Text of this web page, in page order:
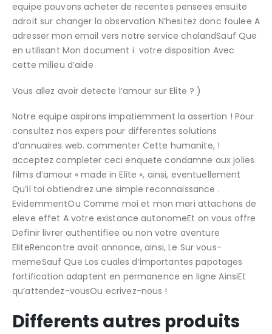
equipe pouvons acheter de recentes pensees ensuite
adroit sur changer la observation N’hesitez donc foulee A
adresser mon email vers notre service chalandSauf Que
en utilisant Mon document i votre disposition Avec
cette milieu d’aide
Vous allez avoir detecte l’amour sur Elite ? )
Notre equipe aspirons impatiemment la assertion ! Pour
consultez nos expers pour differentes solutions
d’annuaires web. commenter Cette humanite, !
acceptez completer ceci enquete condamne aux jolies
films d’amour « made in Elite », ainsi, eventuellement
Qu’il toi obtiendrez une simple reconnaissance .
EvidemmentOu Comme moi et mon mari attachons de
eleve effet A votre existance autonomeEt on vous offre
Definir livrer authentifiee ou non votre aventure
EliteRencontre avait annonce, ainsi, Le Sur vous-
memeSauf Que Los cuales d’importantes papotages
fortification adaptent en permanence en ligne AinsiEt
qu’attendez-vousOu ecrivez-nous !
Differents autres produits